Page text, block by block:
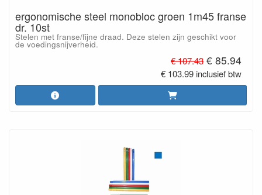
ergonomische steel monobloc groen 1m45 franse
dr. 10st
Stelen met franse/fijne draad. Deze stelen zijn geschikt voor
de voedingsnijverheid.
€ 107.43 € 85.94
€ 103.99 inclusief btw